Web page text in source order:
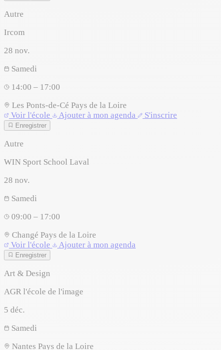
Autre
Ircom
28 nov.
Samedi
14:00 – 17:00
Les Ponts-de-Cé Pays de la Loire
Voir l'école
Ajouter à mon agenda S'inscrire
Enregistrer
Autre
WIN Sport School Laval
28 nov.
Samedi
09:00 – 17:00
Changé Pays de la Loire
Voir l'école
Ajouter à mon agenda
Enregistrer
Art & Design
AGR l'école de l'image
5 déc.
Samedi
Nantes Pays de la Loire